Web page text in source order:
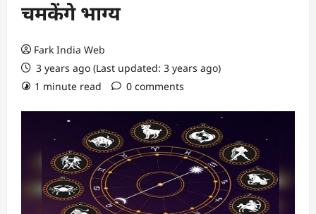
चमकेंगे भाग्य
Fark India Web
3 years ago (Last updated: 3 years ago)
1 minute read
0 comments